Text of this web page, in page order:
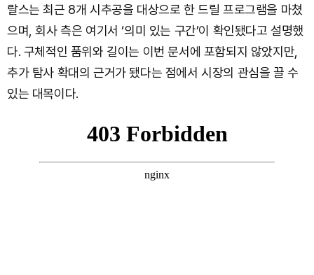
랄스는 최근 8개 시추공을 대상으로 한 드릴 프로그램을 마쳤
으며, 회사 측은 여기서 ‘의미 있는 구간’이 확인됐다고 설명했
다. 구체적인 품위와 길이는 이번 문서에 포함되지 않았지만,
추가 탐사 확대의 근거가 됐다는 점에서 시장의 관심을 끌 수
있는 대목이다.